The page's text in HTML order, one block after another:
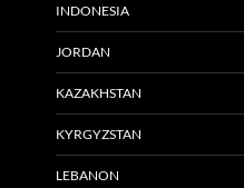
INDONESIA
JORDAN
KAZAKHSTAN
KYRGYZSTAN
LEBANON